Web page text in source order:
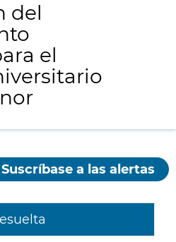
del
el
Suscríbase a las alertas